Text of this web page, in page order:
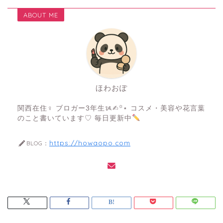
ABOUT ME
ほわおぽ
関西在住♀ ブロガー3年生ᝰ✍︎꙳⋆ コスメ・美容や花言葉
のこと書いています♡ 毎日更新中
BLOG： https://howaopo.com